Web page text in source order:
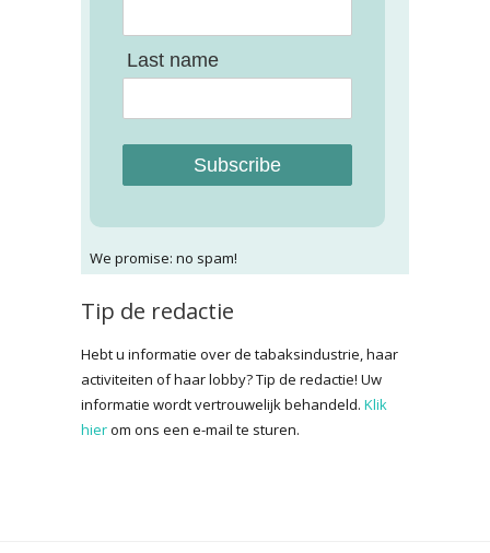
Last name
Subscribe
We promise: no spam!
Tip de redactie
Hebt u informatie over de tabaksindustrie, haar
activiteiten of haar lobby? Tip de redactie! Uw
informatie wordt vertrouwelijk behandeld. Klik
hierom ons een e-mail te sturen.